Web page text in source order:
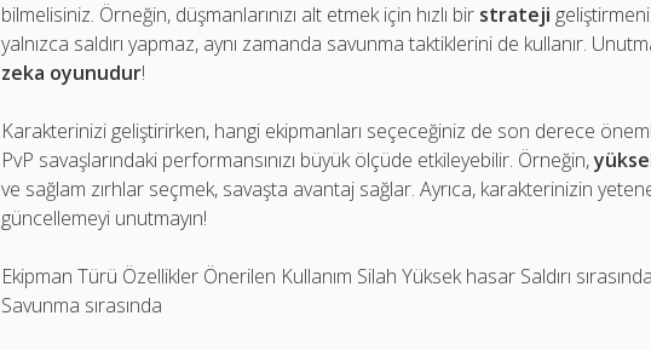
bilmelisiniz. Örneğin, düşmanlarınızı alt etmek için hızlı bir strateji
yalnızca saldırı yapmaz, aynı zamanda savunma taktiklerini de kullanır.
zeka oyunudur!
Karakterinizi geliştirirken, hangi ekipmanları seçeceğiniz de son derece
PvP savaşlarındaki performansınızı büyük ölçüde etkileyebilir. Örneğin,
ve sağlam zırhlar seçmek, savaşta avantaj sağlar. Ayrıca, karakterinizin
güncellemeyi unutmayın!
Ekipman Türü Özellikler Önerilen Kullanım Silah Yüksek hasar Saldırı sırasında
Savunma sırasında